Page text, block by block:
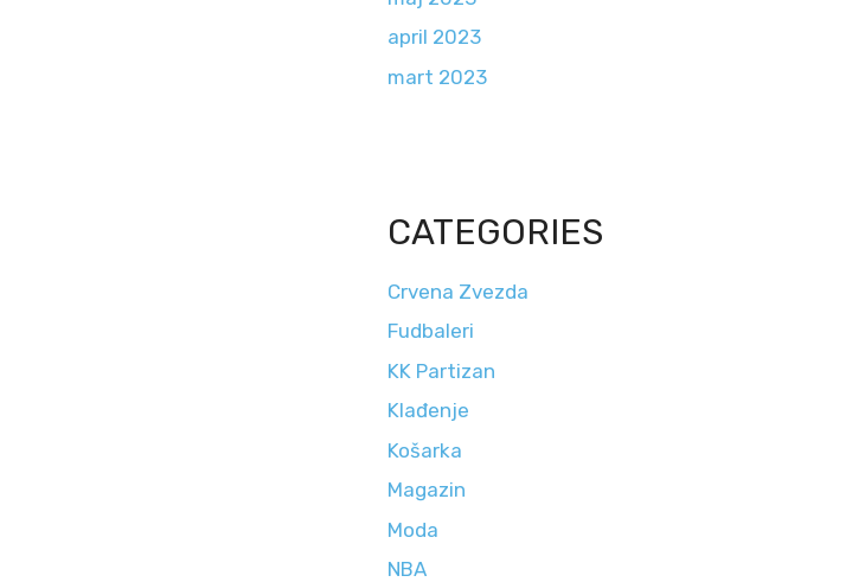
april 2023
mart 2023
CATEGORIES
Crvena Zvezda
Fudbaleri
KK Partizan
Klađenje
Košarka
Magazin
Moda
NBA